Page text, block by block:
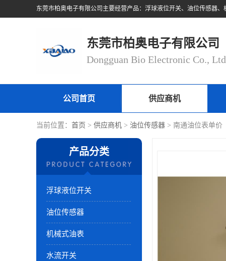
东莞市柏奥电子有限公司
Dongguan Bio Electronic Co., Ltd
公司首页 供应商机
当前位置： 首页 > 供应商机 > 油位传感器 > 南通油位表单价
产品分类
浮球液位开关
油位传感器
机械式油表
水流开关